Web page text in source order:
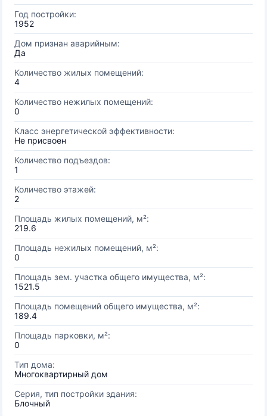
Год постройки:
1952
Дом признан аварийным:
Да
Количество жилых помещений:
4
Количество нежилых помещений:
0
Класс энергетической эффективности:
Не присвоен
Количество подъездов:
1
Количество этажей:
2
Площадь жилых помещений, м²:
219.6
Площадь нежилых помещений, м²:
0
Площадь зем. участка общего имущества, м²:
1521.5
Площадь помещений общего имущества, м²:
189.4
Площадь парковки, м²:
0
Тип дома:
Многоквартирный дом
Серия, тип постройки здания:
Блочный